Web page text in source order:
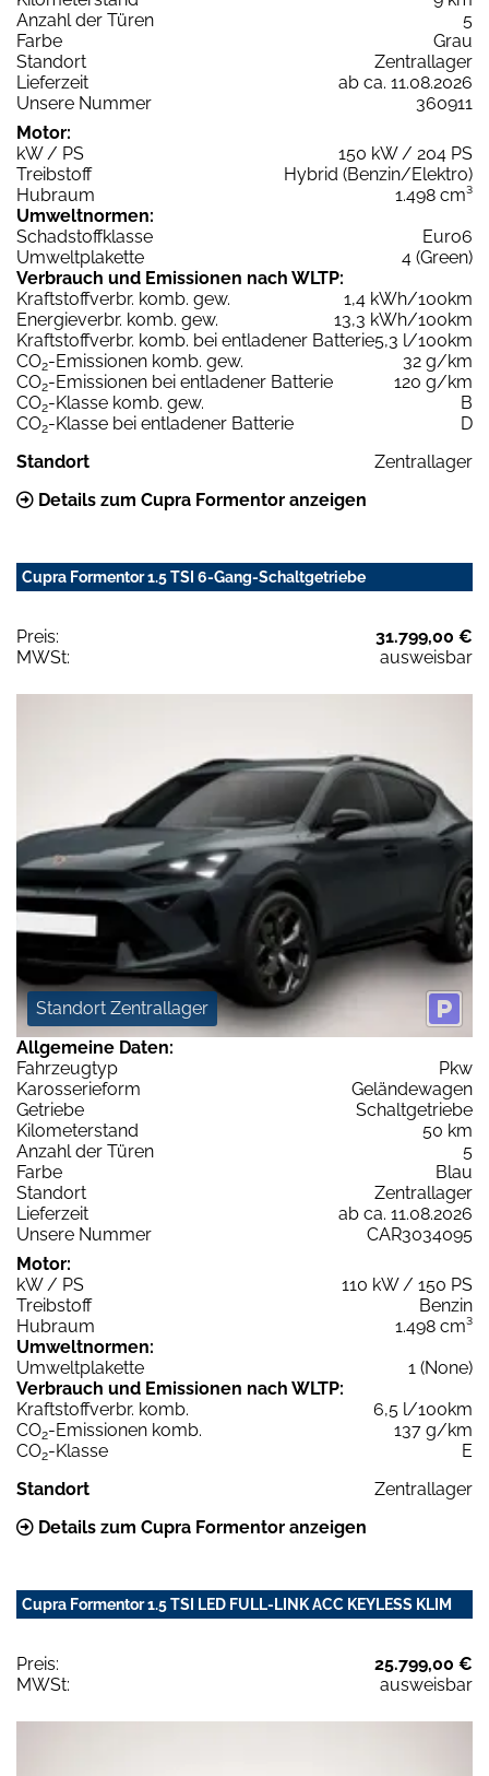
Anzahl der Türen
5
Farbe
Grau
Standort
Zentrallager
Lieferzeit
ab ca. 11.08.2026
Unsere Nummer
360911
Motor:
kW / PS
150 kW / 204 PS
Treibstoff
Hybrid (Benzin/Elektro)
Hubraum
1.498 cm³
Umweltnormen:
Schadstoffklasse
Euro6
Umweltplakette
4 (Green)
Verbrauch und Emissionen nach WLTP:
Kraftstoffverbr. komb. gew.
1,4 kWh/100km
Energieverbr. komb. gew.
13,3 kWh/100km
Kraftstoffverbr. komb. bei entladener Batterie5,3 l/100km
CO2-Emissionen komb. gew.
32 g/km
CO2-Emissionen bei entladener Batterie
120 g/km
CO2-Klasse komb. gew.
B
CO2-Klasse bei entladener Batterie
D
Standort
Zentrallager
Details zum Cupra Formentor anzeigen
Cupra Formentor 1.5 TSI 6-Gang-Schaltgetriebe
Preis:
31.799,00 €
MWSt:
ausweisbar
Standort Zentrallager
Allgemeine Daten:
Fahrzeugtyp
Pkw
Karosserieform
Geländewagen
Getriebe
Schaltgetriebe
Kilometerstand
50 km
Anzahl der Türen
5
Farbe
Blau
Standort
Zentrallager
Lieferzeit
ab ca. 11.08.2026
Unsere Nummer
CAR3034095
Motor:
kW / PS
110 kW / 150 PS
Treibstoff
Benzin
Hubraum
1.498 cm³
Umweltnormen:
Umweltplakette
1 (None)
Verbrauch und Emissionen nach WLTP:
Kraftstoffverbr. komb.
6,5 l/100km
CO2-Emissionen komb.
137 g/km
CO2-Klasse
E
Standort
Zentrallager
Details zum Cupra Formentor anzeigen
Cupra Formentor 1.5 TSI LED FULL-LINK ACC KEYLESS KLIM
Preis:
25.799,00 €
MWSt:
ausweisbar